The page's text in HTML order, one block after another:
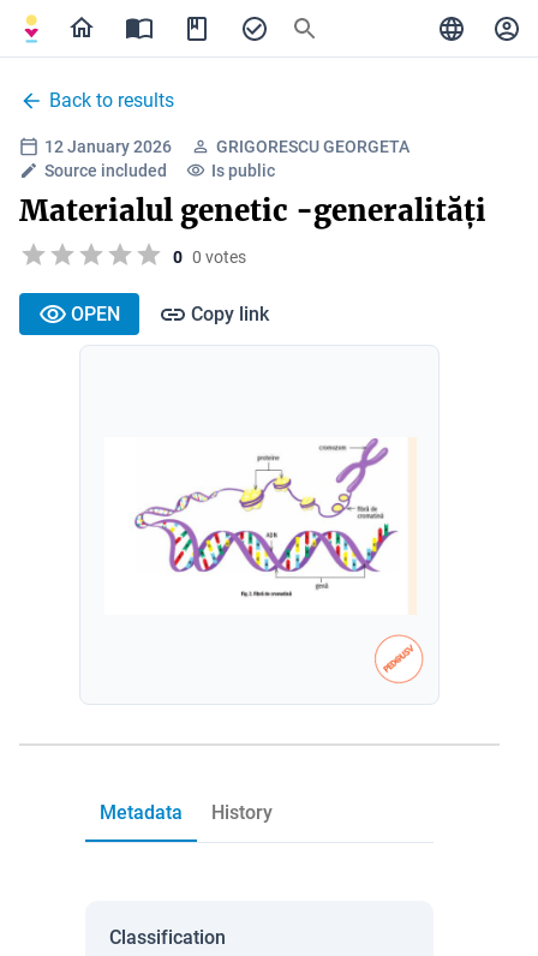
Back to results
12 January 2026
GRIGORESCU GEORGETA
Source included
Is public
Materialul genetic -generalități
0 0 votes
OPEN Copy link
Metadata History
Classification